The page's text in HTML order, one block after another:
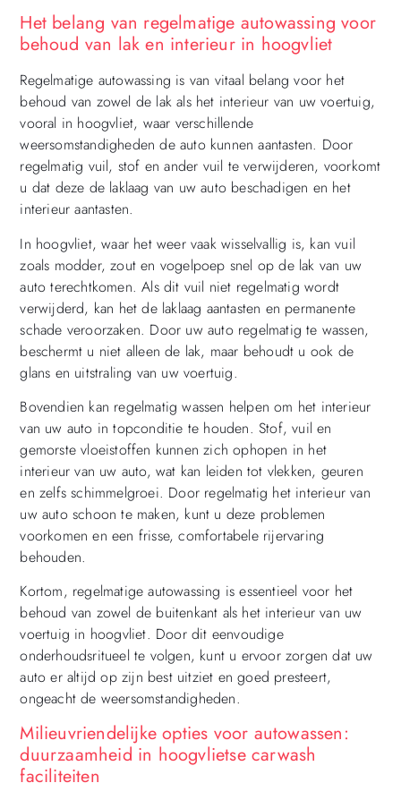
Het belang van regelmatige autowassing voor
behoud van lak en interieur in hoogvliet
Regelmatige autowassing is van vitaal belang voor het
behoud van zowel de lak als het interieur van uw voertuig,
vooral in hoogvliet, waar verschillende
weersomstandigheden de auto kunnen aantasten. Door
regelmatig vuil, stof en ander vuil te verwijderen, voorkomt
u dat deze de laklaag van uw auto beschadigen en het
interieur aantasten.
In hoogvliet, waar het weer vaak wisselvallig is, kan vuil
zoals modder, zout en vogelpoep snel op de lak van uw
auto terechtkomen. Als dit vuil niet regelmatig wordt
verwijderd, kan het de laklaag aantasten en permanente
schade veroorzaken. Door uw auto regelmatig te wassen,
beschermt u niet alleen de lak, maar behoudt u ook de
glans en uitstraling van uw voertuig.
Bovendien kan regelmatig wassen helpen om het interieur
van uw auto in topconditie te houden. Stof, vuil en
gemorste vloeistoffen kunnen zich ophopen in het
interieur van uw auto, wat kan leiden tot vlekken, geuren
en zelfs schimmelgroei. Door regelmatig het interieur van
uw auto schoon te maken, kunt u deze problemen
voorkomen en een frisse, comfortabele rijervaring
behouden.
Kortom, regelmatige autowassing is essentieel voor het
behoud van zowel de buitenkant als het interieur van uw
voertuig in hoogvliet. Door dit eenvoudige
onderhoudsritueel te volgen, kunt u ervoor zorgen dat uw
auto er altijd op zijn best uitziet en goed presteert,
ongeacht de weersomstandigheden.
Milieuvriendelijke opties voor autowassen:
duurzaamheid in hoogvlietse carwash
faciliteiten